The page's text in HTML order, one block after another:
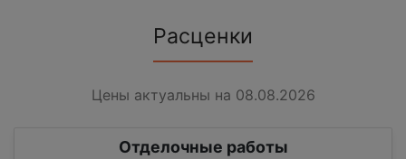
Расценки
Цены актуальны на 08.08.2026
Отделочные работы